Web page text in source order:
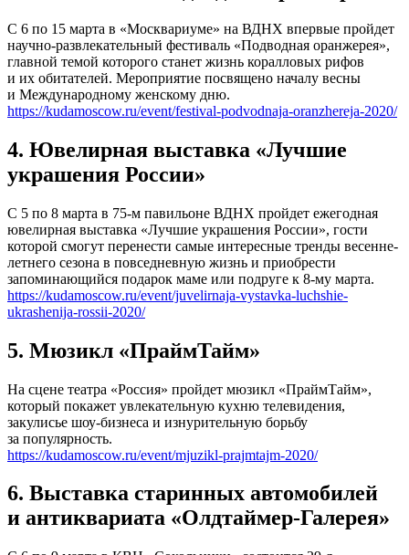
С 6 по 15 марта в «Москвариуме» на ВДНХ впервые пройдет
научно-развлекательный фестиваль «Подводная оранжерея»,
главной темой которого станет жизнь коралловых рифов
и их обитателей. Мероприятие посвящено началу весны
и Международному женскому дню.
https://kudamoscow.ru/event/festival-podvodnaja-oranzhereja-2020/
4. Ювелирная выставка «Лучшие
украшения России»
С 5 по 8 марта в 75-м павильоне ВДНХ пройдет ежегодная
ювелирная выставка «Лучшие украшения России», гости
которой смогут перенести самые интересные тренды весенне-
летнего сезона в повседневную жизнь и приобрести
запоминающийся подарок маме или подруге к 8-му марта.
https://kudamoscow.ru/event/juvelirnaja-vystavka-luchshie-
ukrashenija-rossii-2020/
5. Мюзикл «ПраймТайм»
На сцене театра «Россия» пройдет мюзикл «ПраймТайм»,
который покажет увлекательную кухню телевидения,
закулисье шоу-бизнеса и изнурительную борьбу
за популярность.
https://kudamoscow.ru/event/mjuzikl-prajmtajm-2020/
6. Выставка старинных автомобилей
и антиквариата «Олдтаймер-Галерея»